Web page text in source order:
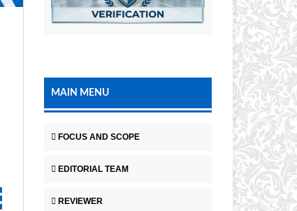
MAIN MENU
FOCUS AND SCOPE
EDITORIAL TEAM
REVIEWER